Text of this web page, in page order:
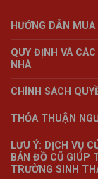
HƯỚNG DẪN
QUY ĐỊNH VÀ
NHÀ
CHÍNH SÁCH
THỎA THUẬN
LƯU Ý: DỊCH VỤ
BÁN ĐỒ CŨ GIÚP
TRƯỜNG SINH